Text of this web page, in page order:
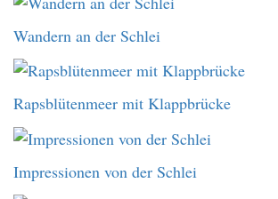
Wandern an der Schlei
Rapsblütenmeer mit Klappbrücke
Impressionen von der Schlei